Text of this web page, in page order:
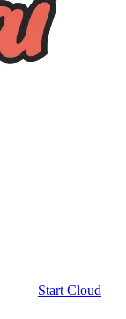
Start Cloud